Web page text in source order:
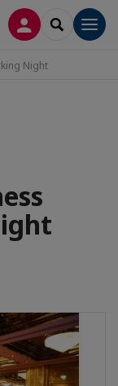
CONNEXION
Night